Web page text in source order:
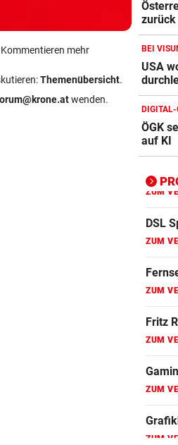
mehr
Themenübersicht.
wenden.
zurück
BEI
USA
DIGITAL-
ÖGK
auf KI
ZUM
ZUM
Apple
ZUM
ZUM
DSL
ZUM
ZUM
Fritz
ZUM
ZUM
ZUM